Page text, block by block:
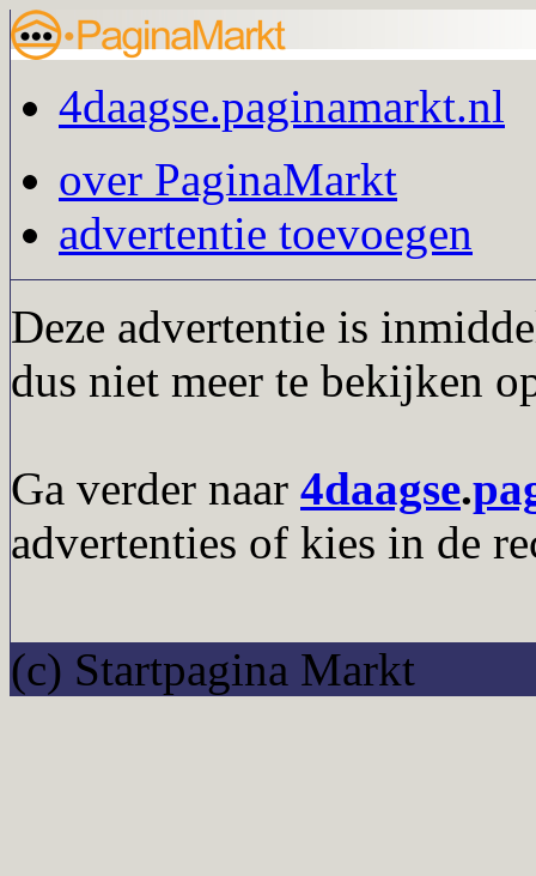
4daagse.paginamarkt.nl
over PaginaMarkt
advertentie toevoegen
Deze advertentie is
dus niet meer te bekijken
Ga verder naar 4daagse.
advertenties of kies in de
(c) Startpagina Markt